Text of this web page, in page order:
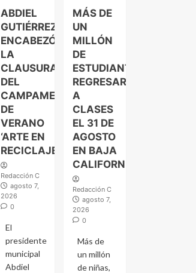
ABDIEL
GUTIÉRREZ
ENCABEZÓ
LA
CLAUSURA
DEL
CAMPAMENTO
DE
VERANO
‘ARTE EN
RECICLAJE’
Redacción C
agosto 7,
2026
0
El
presidente
municipal
Abdiel
MÁS DE
UN
MILLÓN
DE
ESTUDIANTES
REGRESARÁN
A
CLASES
EL 31 DE
AGOSTO
EN BAJA
CALIFORNIA
Redacción C
agosto 7,
2026
0
Más de
un millón
de niñas,